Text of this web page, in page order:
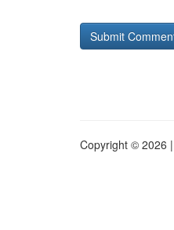
Copyright © 2026 |